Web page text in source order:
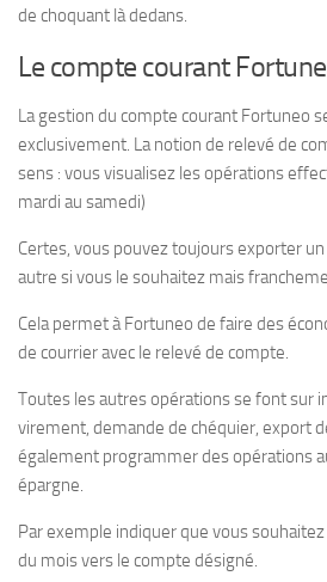
de choquant là dedans.
Le compte courant
La gestion du compte courant Fortuneo
exclusivement. La notion de relevé de
sens : vous visualisez les opérations
mardi au samedi)
Certes, vous pouvez toujours exporter un
autre si vous le souhaitez mais
Cela permet à Fortuneo de faire des
de courrier avec le relevé de compte.
Toutes les autres opérations se font sur
virement, demande de chéquier, export
également programmer des opérations
épargne.
Par exemple indiquer que vous
du mois vers le compte désigné.